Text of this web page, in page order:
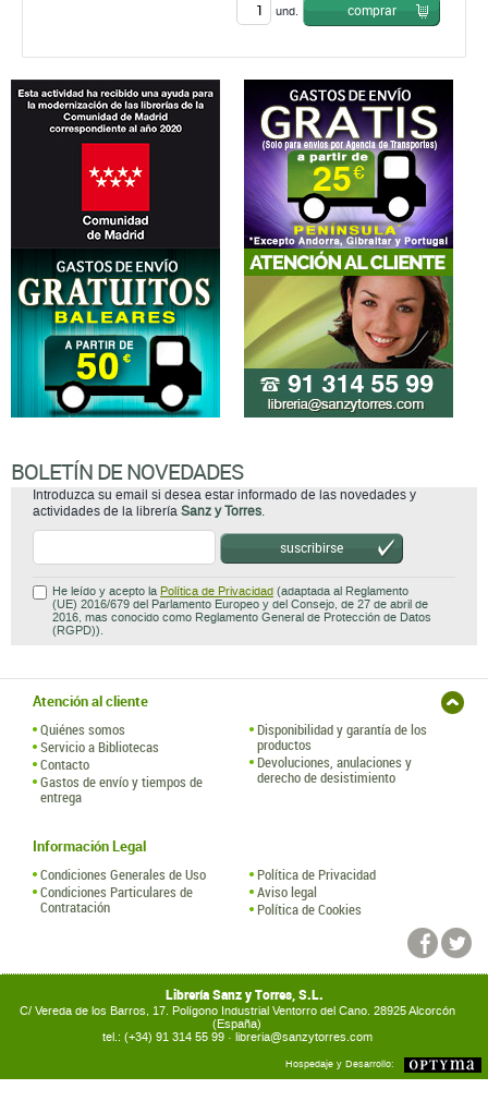
und. comprar
BOLETÍN DE NOVEDADES
Introduzca su email si desea estar informado de las novedades y
actividades de la librería Sanz y Torres.
suscribirse
He leído y acepto la Política de Privacidad (adaptada al Reglamento
(UE) 2016/679 del Parlamento Europeo y del Consejo, de 27 de abril de
2016, mas conocido como Reglamento General de Protección de Datos
(RGPD)).
Atención al cliente
Quiénes somos
Servicio a Bibliotecas
Contacto
Gastos de envío y tiempos de
entrega
Disponibilidad y garantía de los
productos
Devoluciones, anulaciones y
derecho de desistimiento
Información Legal
Condiciones Generales de Uso
Condiciones Particulares de
Contratación
Política de Privacidad
Aviso legal
Política de Cookies
Librería Sanz y Torres, S.L.
C/ Vereda de los Barros, 17. Polígono Industrial Ventorro del Cano. 28925 Alcorcón
(España)
tel.: (+34) 91 314 55 99 · libreria@sanzytorres.com
Hospedaje y Desarrollo: